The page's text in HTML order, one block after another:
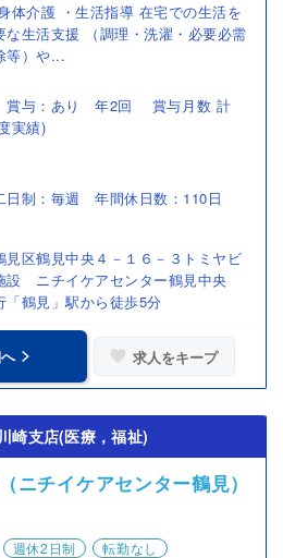
体介護 ・生活指導 在宅での生活を
な生活支援 （調理・洗濯・必要必需
等）や...
賞与：あり 年2回 賞与月数 計
実績)
制：毎週 年間休日数：110日
見区鶴見中央４－１６－３トミヤビ
ニチイケアセンター鶴見中央
「鶴見」駅から徒歩5分
求人をキープ
支店(医療，福祉)
ニチイケアセンター鶴見）
週休2日制 転勤なし